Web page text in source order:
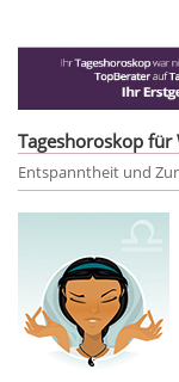
Tageshoroskop für
Entspanntheit und